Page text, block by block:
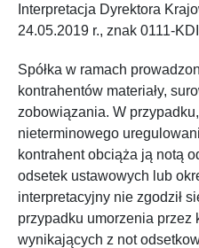
Interpretacja Dyrektora
24.05.2019 r., znak 0111-
Spółka w ramach
kontrahentów materiały,
zobowiązania. W
nieterminowego
kontrahent obciąża ją notą
odsetek ustawowych lub
interpretacyjny nie zgodził
przypadku umorzenia przez
wynikających z not